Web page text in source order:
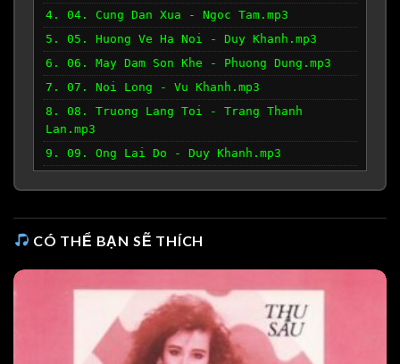
4. 04. Cung Dan Xua - Ngoc Tam.mp3
5. 05. Huong Ve Ha Noi - Duy Khanh.mp3
6. 06. May Dam Son Khe - Phuong Dung.mp3
7. 07. Noi Long - Vu Khanh.mp3
8. 08. Truong Lang Toi - Trang Thanh
Lan.mp3
9. 09. Ong Lai Do - Duy Khanh.mp3
CÓ THỂ BẠN SẼ THÍCH